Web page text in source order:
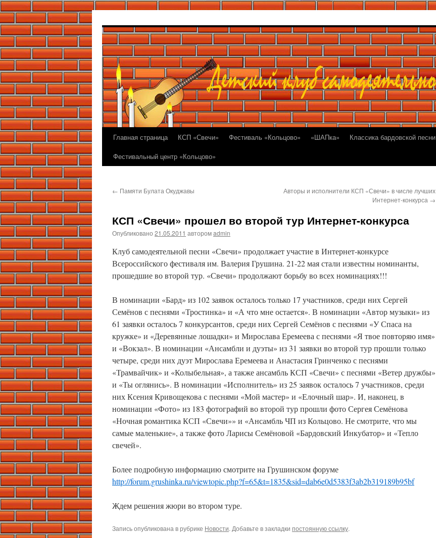
содержимому
Главная страница КСП «Свечи» Фестиваль «Кольцово» «ШАПка» Классика бардовской песни
Фестивальный центр «Кольцово»
← Памяти Булата Окуджавы
Авторы и исполнители КСП «Свечи» в числе лучших
Интернет-конкурса →
КСП «Свечи» прошел во второй тур Интернет-конкурса
Опубликовано 21.05.2011 авторомadmin
Клуб самодеятельной песни «Свечи» продолжает участие в Интернет-конкурсе
Всероссийского фестиваля им. Валерия Грушина. 21-22 мая стали известны номинанты,
прошедшие во второй тур. «Свечи» продолжают борьбу во всех номинациях!!!
В номинации «Бард» из 102 заявок осталось только 17 участников, среди них Сергей
Семёнов с песнями «Тростинка» и «А что мне остается». В номинации «Автор музыки» из
61 заявки осталось 7 конкурсантов, среди них Сергей Семёнов с песнями «У Спаса на
кружке» и «Деревянные лошадки» и Мирослава Еремеева с песнями «Я твое повторяю имя»
и «Вокзал». В номинации «Ансамбли и дуэты» из 31 заявки во второй тур прошли только
четыре, среди них дуэт Мирослава Еремеева и Анастасия Гринченко с песнями
«Трамвайчик» и «Колыбельная», а также ансамбль КСП «Свечи» с песнями «Ветер дружбы»
и «Ты оглянись». В номинации «Исполнитель» из 25 заявок осталось 7 участников, среди
них Ксения Кривощекова с песнями «Мой мастер» и «Елочный шар». И, наконец, в
номинации «Фото» из 183 фотографий во второй тур прошли фото Сергея Семёнова
«Ночная романтика КСП «Свечи»» и «Ансамбль ЧП из Кольцово. Не смотрите, что мы
самые маленькие», а также фото Ларисы Семёновой «Бардовский Инкубатор» и «Тепло
свечей».
Более подробную информацию смотрите на Грушинском форуме
http://forum.grushinka.ru/viewtopic.php?f=65&t=1835&sid=dab6e0d5383f3ab2b319189b95bf
Ждем решения жюри во втором туре.
Запись опубликована в рубрике Новости. Добавьте в закладки постоянную ссылку.